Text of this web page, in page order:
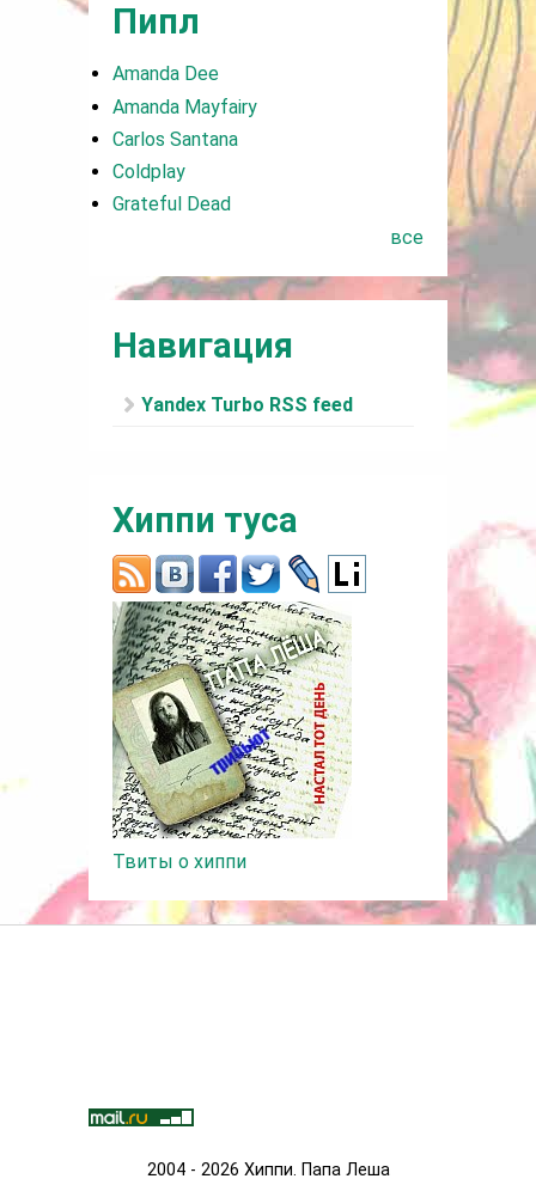
Пипл
Amanda Dee
Amanda Mayfairy
Carlos Santana
Coldplay
Grateful Dead
все
Навигация
Yandex Turbo RSS feed
Хиппи туса
Твиты о хиппи
2004 - 2026 Хиппи. Папа Леша